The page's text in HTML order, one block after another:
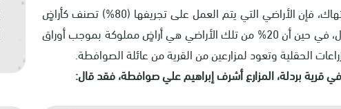
وبحسب البحث الميداني المباشر في موقع الانتهاك، فإن الأراضي التي يتم العمل على تجريفها (80%) تصنف كأراضٍ
رعوية وهي "أراضي دولة" حسب سجلات الاحتلال، في حين أن 20% من تلك الأراضي هي أراضٍ مملوكة بموجب أوراق
الحقلية وتعود لمزارعين من القرية من عائلة الصوافطة.
بردلة، المزارع أشرف إبراهيم علي صوافطة، فقد قال: